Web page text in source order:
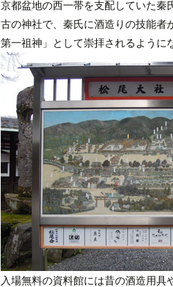
京都盆地の西一帯を支配していた秦
古の神社で、秦氏に酒造りの技能者
第一祖神」として崇拝されるように
入場無料の資料館には昔の酒造用具